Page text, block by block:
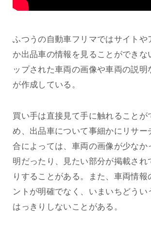
ふつうの自動車フリマではサイトや
か出品車の情報を見ることができな
ップされた車両の画像や車両の説
が作成している。
買い手は直接見て手に触れることが
め、出品車について事細かにリサー
合によっては、車両の画像が少なか
明だったり、見たい部分が掲載され
りすることがある。また、車両情報
ントが明確でなく、いまいちどうい
はっきりしないことがある。